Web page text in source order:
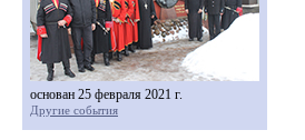
основан 25 февраля 2021 г.
Другие события